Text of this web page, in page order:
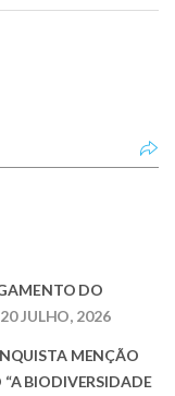
DO
20 JULHO, 2026
MENÇÃO
BIODIVERSIDADE